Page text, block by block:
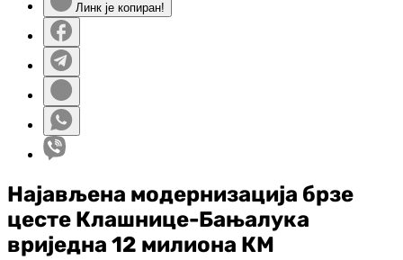
Линк је копиран!
Најављена модернизација брзе
цесте Клашнице-Бањалука
вриједна 12 милиона КМ